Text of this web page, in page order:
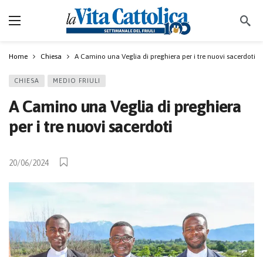
Home Chiesa A Camino una Veglia di preghiera per i tre nuovi sacerdoti
CHIESA MEDIO FRIULI
A Camino una Veglia di preghiera
per i tre nuovi sacerdoti
20/06/2024